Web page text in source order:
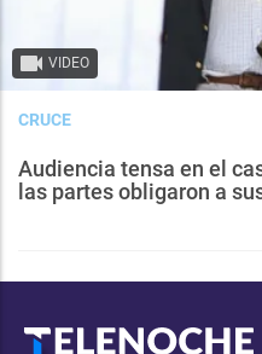
VIDEO
CRUCE
Audiencia tensa en el
las partes obligaron a